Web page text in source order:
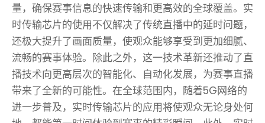
量，确保赛事信息的快速传输和更高效的全球覆盖。实
时传输芯片的使用不仅解决了传统直播中的延时问题，
还极大提升了画面质量，使观众能够享受到更加细腻、
流畅的赛事体验。除此之外，这一技术革新还推动了直
播技术向更高层次的智能化、自动化发展，为赛事直播
带来了全新的可能性。在全球范围内，随着5G网络的
进一步普及，实时传输芯片的应用将使观众无论身处何